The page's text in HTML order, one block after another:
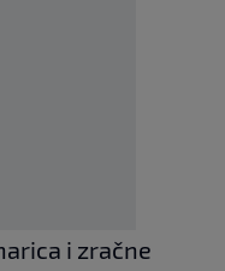
i zračne